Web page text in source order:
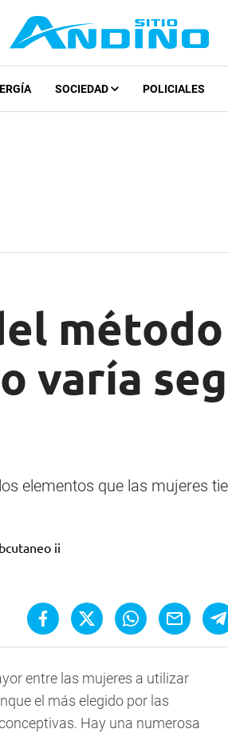
SOCIEDAD POLICIALES
método
varía
elementos que las mujeres
entre las mujeres a utilizar
el más elegido por las
Hay una numerosa